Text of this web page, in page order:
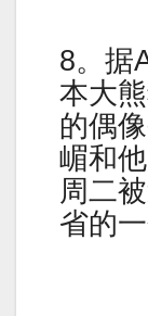
8。据
本大
的偶
嵋和
周二
省的